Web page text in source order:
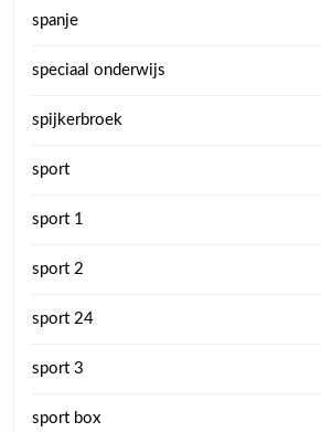
spanje
speciaal onderwijs
spijkerbroek
sport
sport 1
sport 2
sport 24
sport 3
sport box